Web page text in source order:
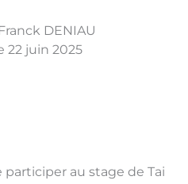
DENIAU
22 juin 2025
participer au stage de Tai